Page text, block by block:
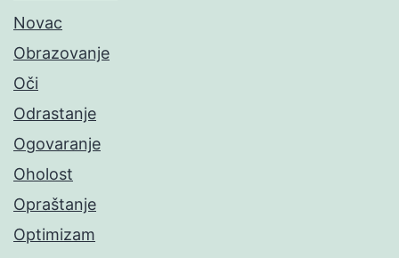
Novac
Obrazovanje
Oči
Odrastanje
Ogovaranje
Oholost
Opraštanje
Optimizam